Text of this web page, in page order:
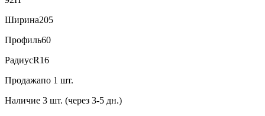
Ширина205
Профиль60
РадиусR16
Продажапо 1 шт.
Наличие 3 шт. (через 3-5 дн.)